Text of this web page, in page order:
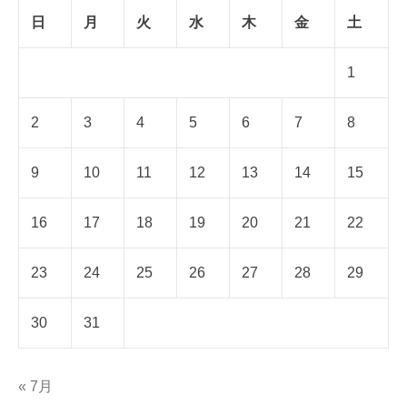
日 月 火 水 木 金 土
1
2 3 4 5 6 7 8
9 10 11 12 13 14 15
16 17 18 19 20 21 22
23 24 25 26 27 28 29
30 31
« 7月